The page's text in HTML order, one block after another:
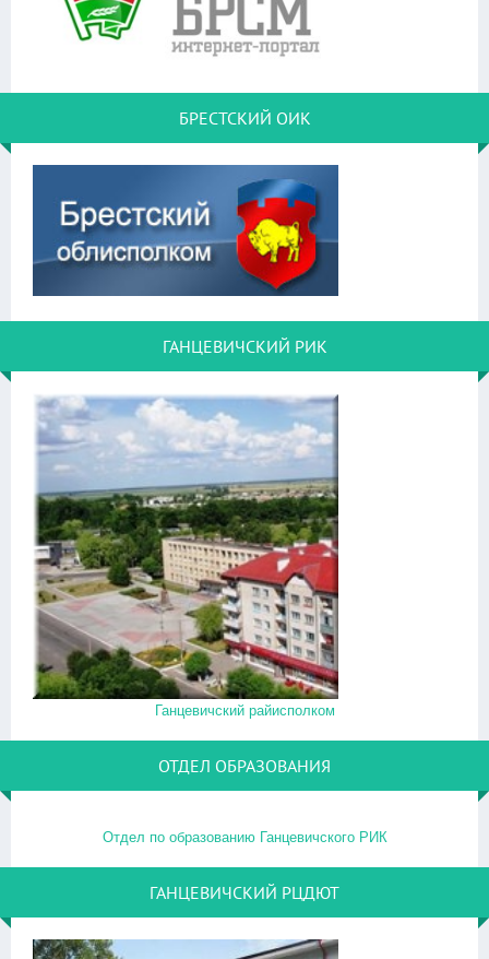
БРЕСТСКИЙ ОИК
ГАНЦЕВИЧСКИЙ РИК
Ганцевичский райисполком
ОТДЕЛ ОБРАЗОВАНИЯ
Отдел по образованию Ганцевичского РИК
ГАНЦЕВИЧСКИЙ РЦДЮТ